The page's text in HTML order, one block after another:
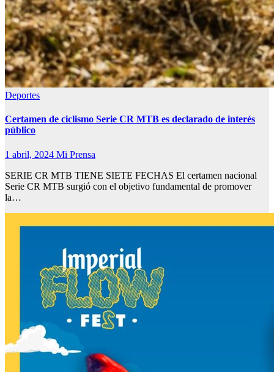
Deportes
Certamen de ciclismo Serie CR MTB es declarado de interés
público
1 abril, 2024 Mi Prensa
SERIE CR MTB TIENE SIETE FECHAS El certamen nacional
Serie CR MTB surgió con el objetivo fundamental de promover
la…